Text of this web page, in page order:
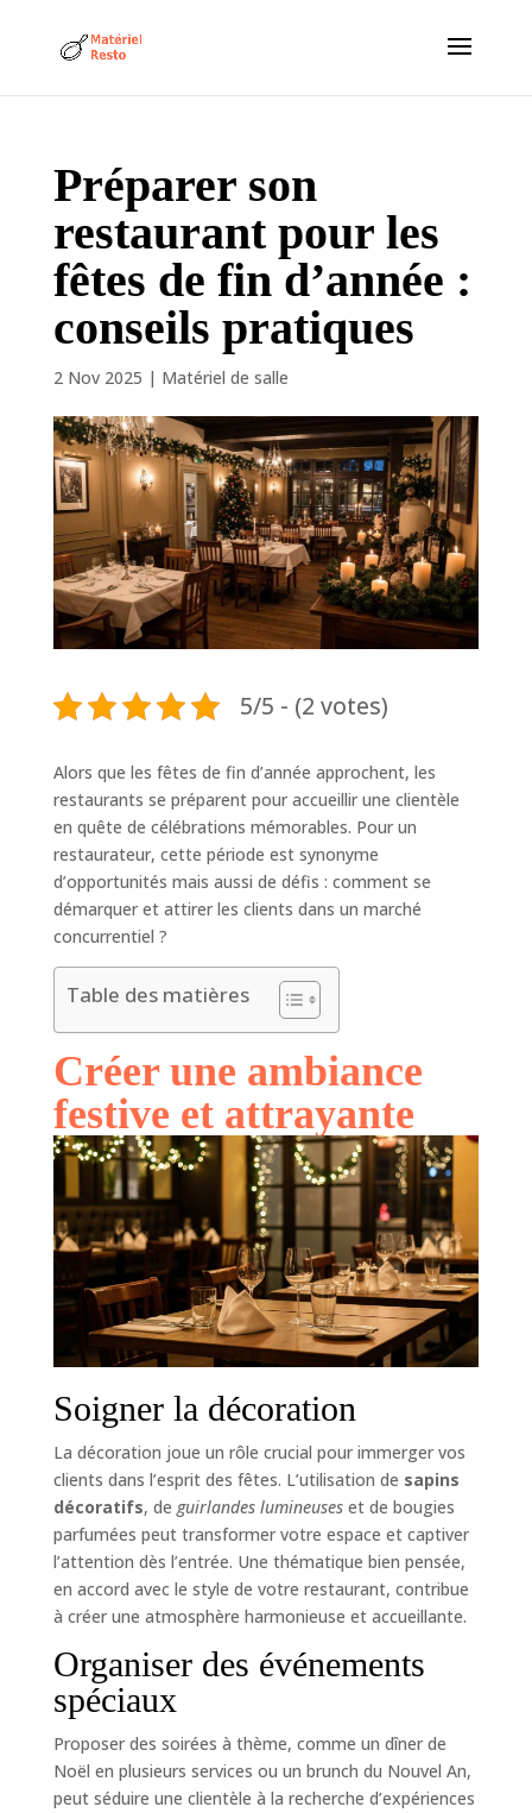
Préparer son
restaurant pour les
fêtes de fin d’année :
conseils pratiques
2 Nov 2025 | Matériel de salle
5/5 - (2 votes)
Alors que les fêtes de fin d’année approchent, les
restaurants se préparent pour accueillir une clientèle
en quête de célébrations mémorables. Pour un
restaurateur, cette période est synonyme
d’opportunités mais aussi de défis : comment se
démarquer et attirer les clients dans un marché
concurrentiel ?
Table des matières
Créer une ambiance
festive et attrayante
Soigner la décoration
La décoration joue un rôle crucial pour immerger vos
clients dans l’esprit des fêtes. L’utilisation de sapins
décoratifs, de guirlandes lumineuseset de bougies
parfumées peut transformer votre espace et captiver
l’attention dès l’entrée. Une thématique bien pensée,
en accord avec le style de votre restaurant, contribue
à créer une atmosphère harmonieuse et accueillante.
Organiser des événements
spéciaux
Proposer des soirées à thème, comme un dîner de
Noël en plusieurs services ou un brunch du Nouvel An,
peut séduire une clientèle à la recherche d’expériences